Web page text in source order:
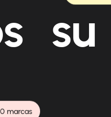
su
marcas